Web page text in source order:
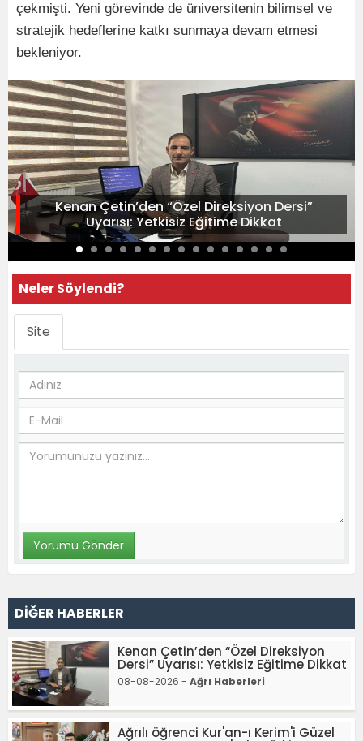
çekmişti. Yeni görevinde de üniversitenin bilimsel ve
stratejik hedeflerine katkı sunmaya devam etmesi
bekleniyor.
Kenan Çetin’den “Özel Direksiyon Dersi”
Uyarısı: Yetkisiz Eğitime Dikkat
Neler Söylendi?
Site
DİĞER HABERLER
Kenan Çetin’den “Özel Direksiyon
Dersi” Uyarısı: Yetkisiz Eğitime Dikkat
08-08-2026 - Ağrı Haberleri
Ağrılı öğrenci Kur'an-ı Kerim'i Güzel